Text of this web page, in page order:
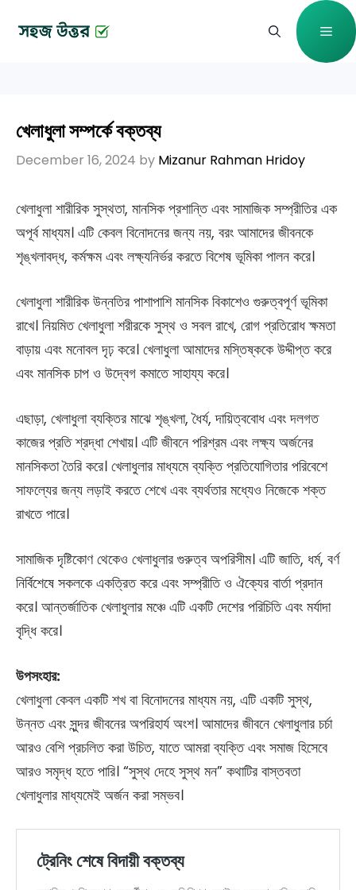
খেলাধুলা সম্পর্কে বক্তব্য
December 16, 2024 by Mizanur Rahman Hridoy
খেলাধুলা শারীরিক সুস্থতা, মানসিক প্রশান্তি এবং সামাজিক সম্প্রীতির এক
অপূর্ব মাধ্যম। এটি কেবল বিনোদনের জন্য নয়, বরং আমাদের জীবনকে
শৃঙ্খলাবদ্ধ, কর্মক্ষম এবং লক্ষ্যনির্ভর করতে বিশেষ ভূমিকা পালন করে।
খেলাধুলা শারীরিক উন্নতির পাশাপাশি মানসিক বিকাশেও গুরুত্বপূর্ণ ভূমিকা
রাখে। নিয়মিত খেলাধুলা শরীরকে সুস্থ ও সবল রাখে, রোগ প্রতিরোধ ক্ষমতা
বাড়ায় এবং মনোবল দৃঢ় করে। খেলাধুলা আমাদের মস্তিষ্ককে উদ্দীপ্ত করে
এবং মানসিক চাপ ও উদ্বেগ কমাতে সাহায্য করে।
এছাড়া, খেলাধুলা ব্যক্তির মাঝে শৃঙ্খলা, ধৈর্য, দায়িত্ববোধ এবং দলগত
কাজের প্রতি শ্রদ্ধা শেখায়। এটি জীবনে পরিশ্রম এবং লক্ষ্য অর্জনের
মানসিকতা তৈরি করে। খেলাধুলার মাধ্যমে ব্যক্তি প্রতিযোগিতার পরিবেশে
সাফল্যের জন্য লড়াই করতে শেখে এবং ব্যর্থতার মধ্যেও নিজেকে শক্ত
রাখতে পারে।
সামাজিক দৃষ্টিকোণ থেকেও খেলাধুলার গুরুত্ব অপরিসীম। এটি জাতি, ধর্ম, বর্ণ
নির্বিশেষে সকলকে একত্রিত করে এবং সম্প্রীতি ও ঐক্যের বার্তা প্রদান
করে। আন্তর্জাতিক খেলাধুলার মঞ্চে এটি একটি দেশের পরিচিতি এবং মর্যাদা
বৃদ্ধি করে।
উপসংহার:
খেলাধুলা কেবল একটি শখ বা বিনোদনের মাধ্যম নয়, এটি একটি সুস্থ,
উন্নত এবং সুন্দর জীবনের অপরিহার্য অংশ। আমাদের জীবনে খেলাধুলার চর্চা
আরও বেশি প্রচলিত করা উচিত, যাতে আমরা ব্যক্তি এবং সমাজ হিসেবে
আরও সমৃদ্ধ হতে পারি। “সুস্থ দেহে সুস্থ মন” কথাটির বাস্তবতা
খেলাধুলার মাধ্যমেই অর্জন করা সম্ভব।